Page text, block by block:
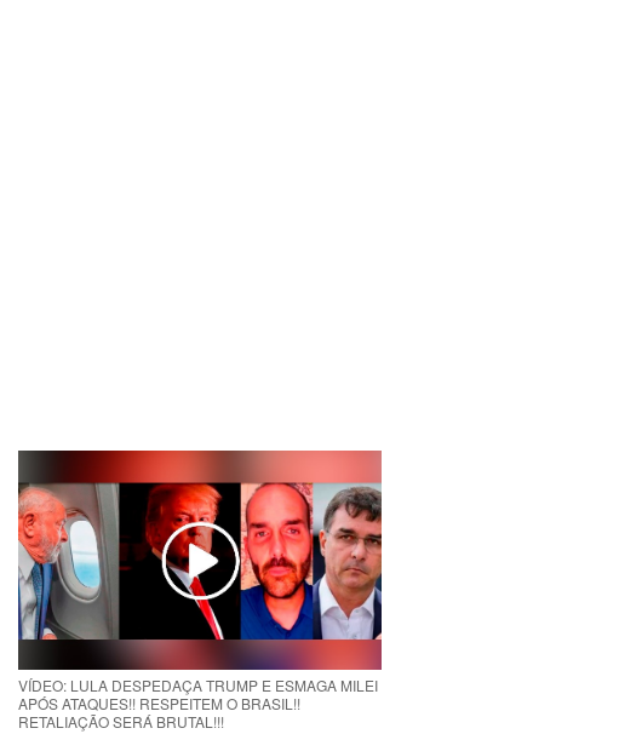
VÍDEO: LULA DESPEDAÇA TRUMP E ESMAGA MILEI
APÓS ATAQUES!! RESPEITEM O BRASIL!!
RETALIAÇÃO SERÁ BRUTAL!!!